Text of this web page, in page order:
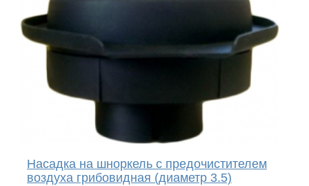
Насадка на шноркель с предочистителем
воздуха грибовидная (диаметр 3.5)